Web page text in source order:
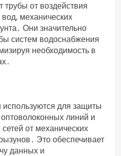
от воздействия
механических
Они значительно
систем водоснабжения
необходимость в
для защиты
линий и
от механических
Это обеспечивает
данных и